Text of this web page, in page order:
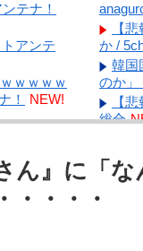
テナ！
アンテ
ｗｗｗｗ
！
NEW!
う少し気
【
か /
韓国
のか」
【
総合
の妹
軍事大
ん』に「
・・・・